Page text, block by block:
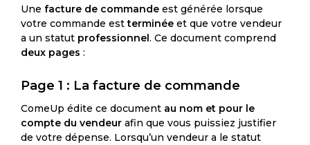
GÉNÉRAL
Une facture de commande est générée lorsque
votre commande estterminée et que votre vendeur
a un statut professionnel. Ce document comprend
deux pages :
Page 1 : La facture de commande
ComeUp édite ce document au nom et pour le
compte du vendeur afin que vous puissiez justifier
de votre dépense. Lorsqu’un vendeur a le statut